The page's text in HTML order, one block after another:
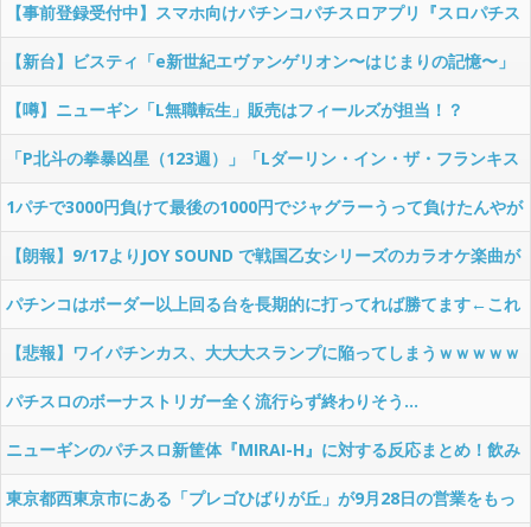
【事前登録受付中】スマホ向けパチンコパチスロアプリ『スロパチス
ピリット』でP戦国乙女7 終焉の関ヶ原の無料配信が決定！
【新台】ビスティ「e新世紀エヴァンゲリオン〜はじまりの記憶〜」
PV第一弾公開！初代ぱちんこエヴァ登場から20年
【噂】ニューギン「L無職転生」販売はフィールズが担当！？
「P北斗の拳暴凶星（123週）」「Lダーリン・イン・ザ・フランキス
（6週）」が稼働貢献終了
1パチで3000円負けて最後の1000円でジャグラーうって負けたんやが
【朗報】9/17よりJOY SOUND で戦国乙女シリーズのカラオケ楽曲が
全曲MVつきで配信開始！本人映像！？
パチンコはボーダー以上回る台を長期的に打ってれば勝てます←これ
なのにお前らが回らない台を打つ理由って何？ｗｗｗｗｗｗ
【悲報】ワイパチンカス、大大大スランプに陥ってしまうｗｗｗｗｗ
ｗｗｗｗ
パチスロのボーナストリガー全く流行らず終わりそう…
ニューギンのパチスロ新筐体『MIRAI-H』に対する反応まとめ！飲み
物こぼし問題・台間は大丈夫？打感は！？
東京都西東京市にある「プレゴひばりが丘」が9月28日の営業をもっ